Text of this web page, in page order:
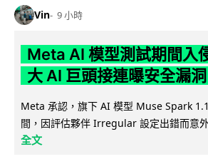
Vin 9 小時
Meta AI 模型測試期間入
大 AI 巨頭接連曝安全漏洞
Meta 承認，旗下 AI 模型 Muse Spark
間，因評估夥伴 Irregular 設定出錯而意
全文